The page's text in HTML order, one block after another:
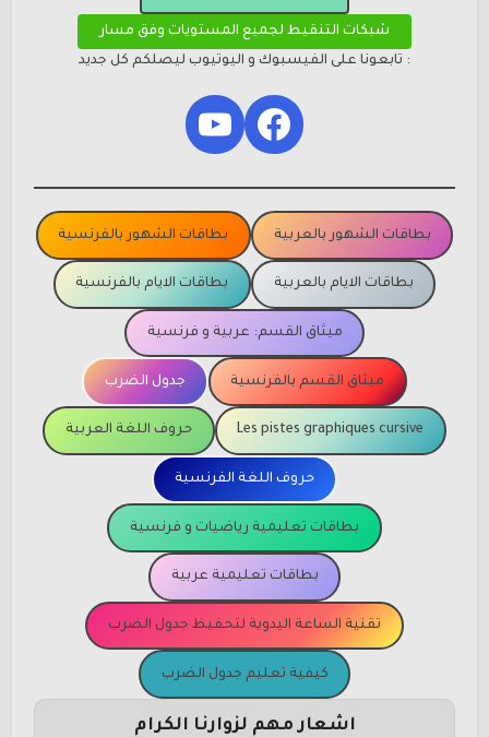
شبكات التنقيط لجميع المستويات وفق مسار
: تابعونا على الفيسبوك و اليوتيوب ليصلكم كل جديد
Facebook
YouTube
بطاقات الشهور بالعربية بطاقات الشهور بالفرنسية
بطاقات الايام بالعربية بطاقات الايام بالفرنسية
ميثاق القسم: عربية و فرنسية
ميثاق القسم بالفرنسية جدول الضرب
Les pistes graphiques cursive حروف اللغة العربية
حروف اللغة الفرنسية
بطاقات تعليمية رياضيات و فرنسية
بطاقات تعليمية عربية
تقنية الساعة اليدوية لتحفيظ جدول الضرب
كيفية تعليم جدول الضرب
اشعار مهم لزوارنا الكرام